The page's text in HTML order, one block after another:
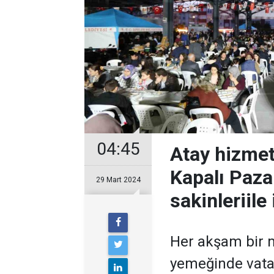
04:45
29 Mart 2024
Atay
Kapalı
sakinleriile
Her akşam bir
yemeğinde